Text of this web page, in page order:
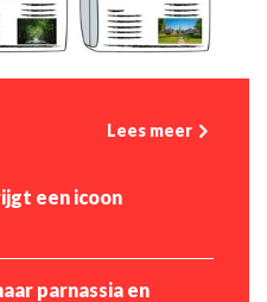
Lees meer
een icoon
parnassia en